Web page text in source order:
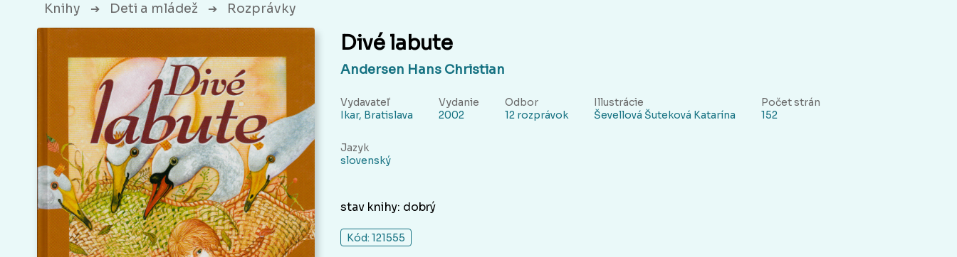
Knihy ➔ Deti a mládež ➔ Rozprávky
Divé labute
Andersen Hans Christian
Vydavateľ
Ikar, Bratislava
Vydanie
2002
Odbor
12 rozprávok
Illustrácie
Ševellová Šuteková Katarína
Počet strán
152
Jazyk
slovenský
stav knihy: dobrý
Kód: 121555